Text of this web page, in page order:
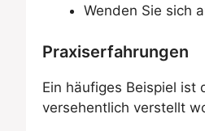
Wenden Sie sich
Praxiserfahrungen
Ein häufiges Beispiel
versehentlich verstellt